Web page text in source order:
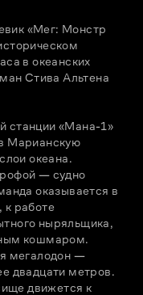
«Мег: Монстр
в океанских
Стива Альтена
станции «Мана-1»
Марианскую
океана.
— судно
оказывается в
работе
ныряльщика,
кошмаром.
мегалодон —
двадцати метров.
движется к